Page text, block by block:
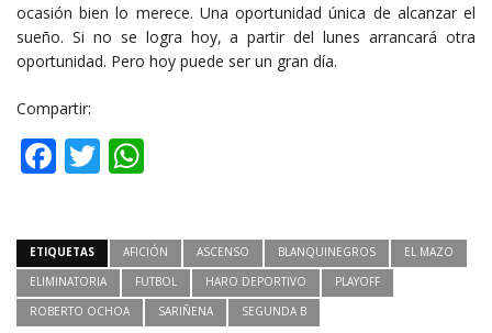
ocasión bien lo merece. Una oportunidad única de alcanzar el
sueño. Si no se logra hoy, a partir del lunes arrancará otra
oportunidad. Pero hoy puede ser un gran día.
Compartir:
Facebook
Twitter
ETIQUETAS AFICIÓN ASCENSO BLANQUINEGROS
EL MAZO
ELIMINATORIA
FUTBOL HARO DEPORTIVO
PLAYOFF
ROBERTO OCHOA
SARIÑENA SEGUNDA B